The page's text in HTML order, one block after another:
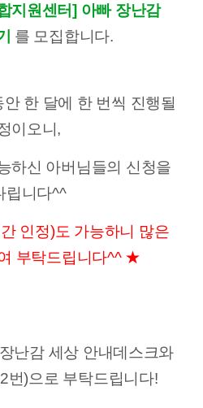
지원센터] 아빠 장난감
를 모집합니다.
한 달에 한 번씩 진행될
이오니,
하신 아버님들의 신청을
립니다^^
인정)도 가능하니 많은
부탁드립니다^^ ★
난감 세상 안내데스크와
번)으로 부탁드립니다!